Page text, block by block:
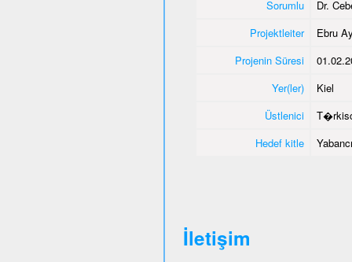
Sorumlu
Dr.
Projektleiter
Ebru
Projenin Süresi
Yer(ler)
Kiel
Üstlenici
Hedef kitle
İletişim